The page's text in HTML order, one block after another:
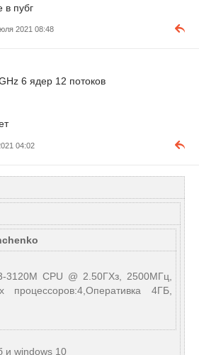
в пубг
2021 08:48
6 ядер 12 потоков
04:02
3120М CPU @ 2.50ГХз, 2500МГц,
процессоров:4,Оперативка 4ГБ,
и windows 10